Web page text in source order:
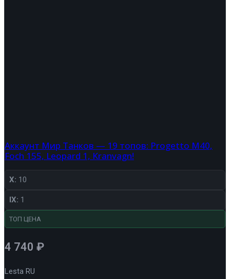
Аккаунт Мир Танков — 19 топов: Progetto M40,
Foch 155, Leopard 1, Kranvagn!
X: 10
IX: 1
ТОП ЦЕНА
4 740 ₽
Lesta RU